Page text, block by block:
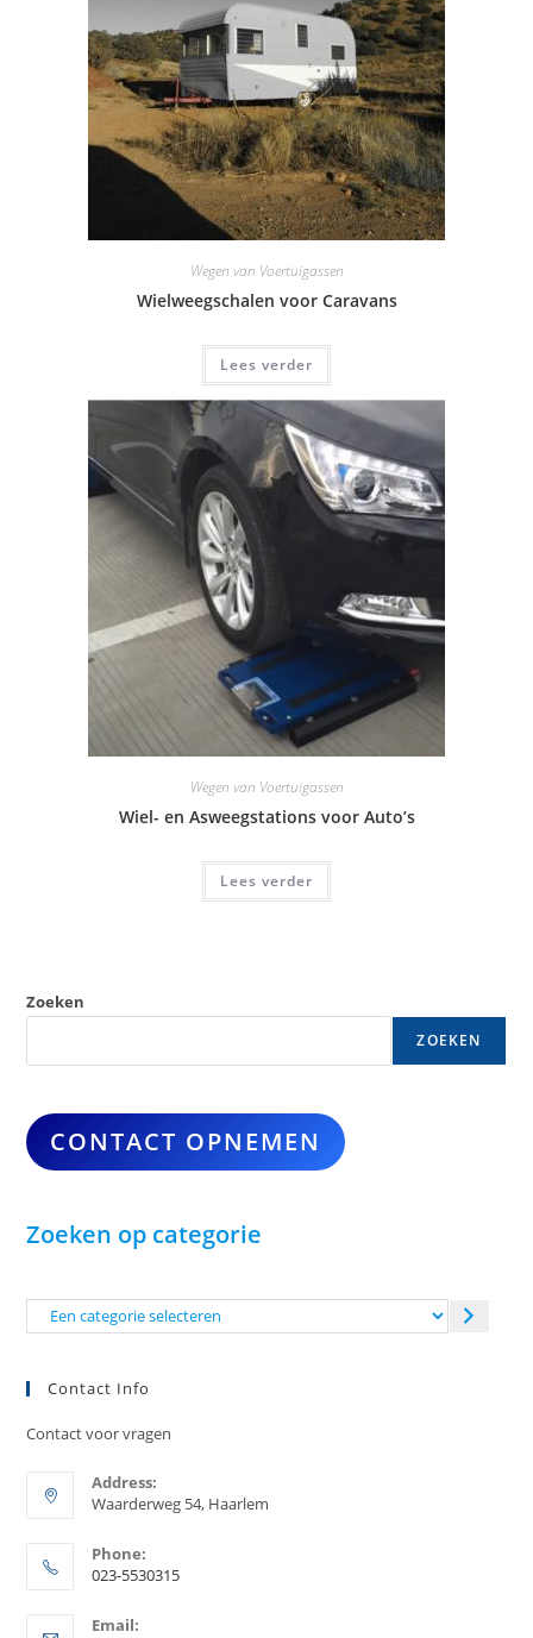
Wegen van Voertuigassen
Wielweegschalen voor Caravans
Lees verder
Wegen van Voertuigassen
Wiel- en Asweegstations voor Auto’s
Lees verder
Zoeken
ZOEKEN
CONTACT OPNEMEN
Zoeken op categorie
Een
Contact Info
Contact voor vragen
Address:
Waarderweg 54, Haarlem
Phone:
023-5530315
in
Email: